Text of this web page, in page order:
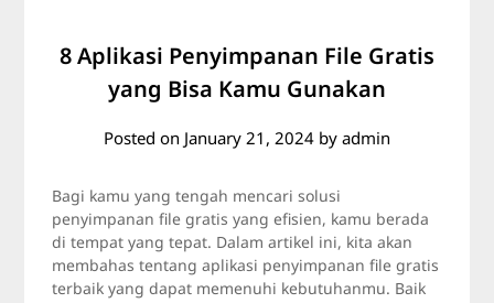
8 Aplikasi Penyimpanan File Gratis
yang Bisa Kamu Gunakan
Posted on January 21, 2024 by admin
Bagi kamu yang tengah mencari solusi
penyimpanan file gratis yang efisien, kamu berada
di tempat yang tepat. Dalam artikel ini, kita akan
membahas tentang aplikasi penyimpanan file gratis
terbaik yang dapat memenuhi kebutuhanmu. Baik